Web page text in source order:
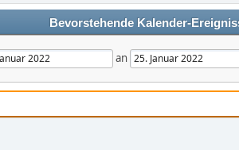
Bevorstehende Kalender-
an